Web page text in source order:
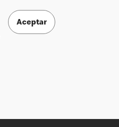
Aceptar